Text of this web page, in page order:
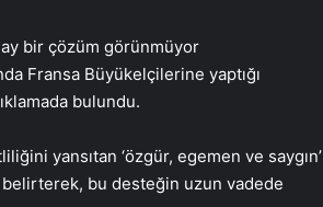
Fransa Büyükelçilerine yaptığı
bulundu.
yansıtan ‘özgür, egemen ve saygın’
bu desteğin uzun vadede